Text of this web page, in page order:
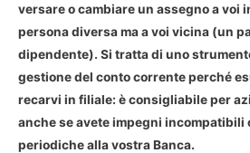
versare o cambiare un assegno a voi
persona diversa ma a voi vicina (un
dipendente). Si tratta di uno
gestione del conto corrente perché
recarvi in filiale: è consigliabile per
anche se avete impegni incompatibili
periodiche alla vostra Banca.